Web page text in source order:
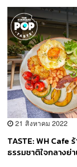
21 สิงหาคม 2022
TASTE: WH Cafe
ธรรมชาติใจกลางย่